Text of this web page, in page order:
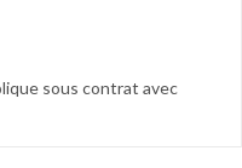
sous contrat avec